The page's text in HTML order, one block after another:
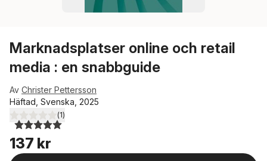
Marknadsplatser online och retail
media : en snabbguide
Av Christer Pettersson
Häftad, Svenska, 2025
5,0utav 5 stjärnor. Totalt antal röster:
(1)
137 kr